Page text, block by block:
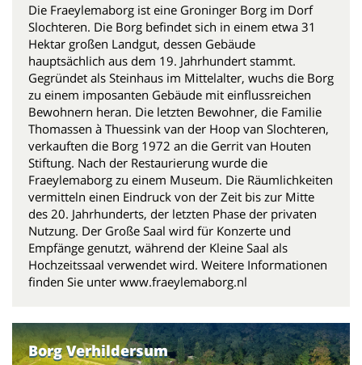
Die Fraeylemaborg ist eine Groninger Borg im Dorf
Slochteren. Die Borg befindet sich in einem etwa 31
Hektar großen Landgut, dessen Gebäude
hauptsächlich aus dem 19. Jahrhundert stammt.
Gegründet als Steinhaus im Mittelalter, wuchs die Borg
zu einem imposanten Gebäude mit einflussreichen
Bewohnern heran. Die letzten Bewohner, die Familie
Thomassen à Thuessink van der Hoop van Slochteren,
verkauften die Borg 1972 an die Gerrit van Houten
Stiftung. Nach der Restaurierung wurde die
Fraeylemaborg zu einem Museum. Die Räumlichkeiten
vermitteln einen Eindruck von der Zeit bis zur Mitte
des 20. Jahrhunderts, der letzten Phase der privaten
Nutzung. Der Große Saal wird für Konzerte und
Empfänge genutzt, während der Kleine Saal als
Hochzeitssaal verwendet wird. Weitere Informationen
finden Sie unter www.fraeylemaborg.nl
Borg Verhildersum